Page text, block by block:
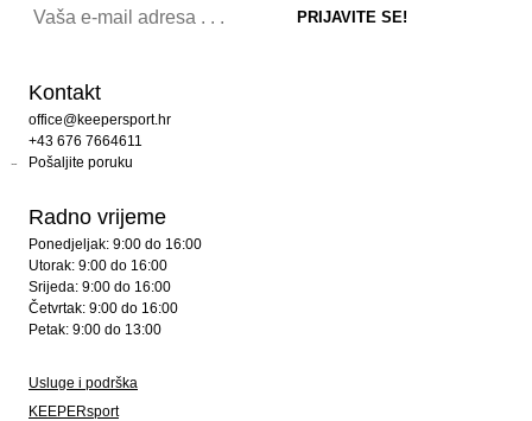
Kontakt
office@keepersport.hr
+43 676 7664611
Pošaljite poruku
Radno vrijeme
Ponedjeljak: 9:00 do 16:00
Utorak: 9:00 do 16:00
Srijeda: 9:00 do 16:00
Četvrtak: 9:00 do 16:00
Petak: 9:00 do 13:00
Usluge i podrška
KEEPERsport